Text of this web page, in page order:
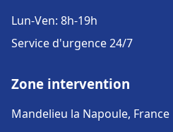
Lun-Ven: 8h-19h
Service d'urgence 24/7
Zone intervention
Mandelieu la Napoule, France